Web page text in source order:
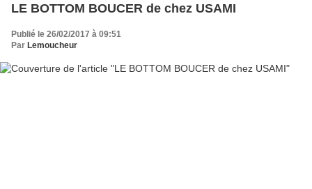
LE BOTTOM BOUCER de chez USAMI
Publié le 26/02/2017 à 09:51
Par Lemoucheur